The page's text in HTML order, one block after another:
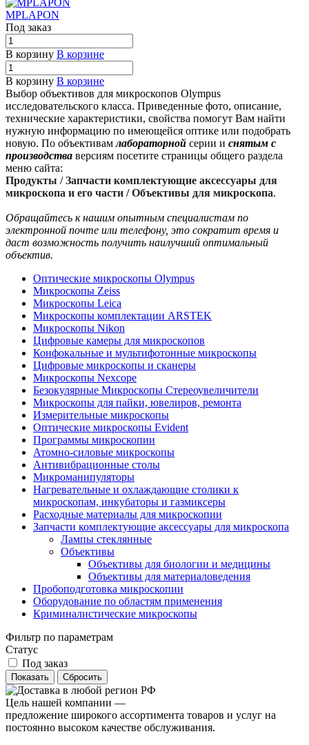
MPLAPON
Под заказ
В корзину В корзине
В корзину В корзине
Выбор объективов для микроскопов Olympus
исследовательского класса. Приведенные фото, описание,
технические характеристики, свойства помогут Вам найти
нужную информацию по имеющейся оптике или подобрать
новую. По объективамлабораторной серии и снятым с
производства версиям посетите страницы общего раздела
меню сайта:
Продукты / Запчасти комплектующие аксессуары для
микроскопа и его части / Объективы для микроскопа.
Обращайтесь к нашим опытным специалистам по
электронной почте или телефону, это сократит время и
даст возможность получить наилучший оптимальный
объектив.
Оптические микроскопы Olympus
Микроскопы Zeiss
Микроскопы Leica
Микроскопы комплектации ARSTEK
Микроскопы Nikon
Цифровые камеры для микроскопов
Конфокальные и мультифотонные микроскопы
Цифровые микроскопы и сканеры
Микроскопы Nexcope
Безокулярные Микроскопы Стереоувеличители
Микроскопы для пайки, ювелиров, ремонта
Измерительные микроскопы
Оптические микроскопы Evident
Программы микроскопии
Атомно-силовые микроскопы
Антивибрационные столы
Микроманипуляторы
Нагревательные и охлаждающие столики к
микроскопам, инкубаторы и газмиксеры
Расходные материалы для микроскопии
Запчасти комплектующие аксессуары для микроскопа
Лампы стеклянные
Объективы
Объективы для биологии и медицины
Объективы для материаловедения
Пробоподготовка микроскопии
Оборудование по областям применения
Криминалистические микроскопы
Фильтр по параметрам
Статус
Под заказ
Сбросить
Цель нашей компании —
предложение широкого ассортимента товаров и услуг на
постоянно высоком качестве обслуживания.